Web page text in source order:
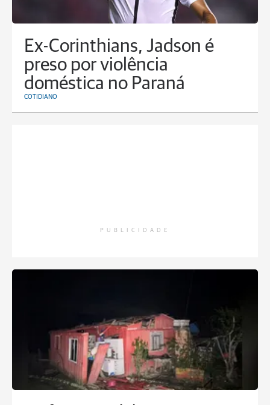
Ex-Corinthians, Jadson é
preso por violência
doméstica no Paraná
COTIDIANO
PUBLICIDADE